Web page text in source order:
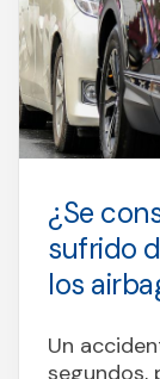
¿Se
sufrido
los
Un
segundos,